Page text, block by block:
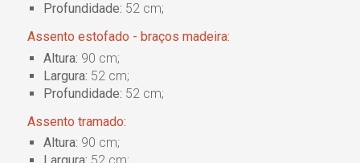
Profundidade: 52 cm;
Assento estofado - braços madeira:
Altura: 90 cm;
Largura: 52 cm;
Profundidade: 52 cm;
Assento tramado:
Altura: 90 cm;